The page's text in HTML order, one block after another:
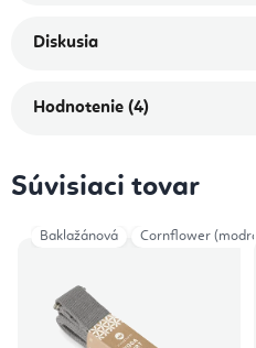
Diskusia
Hodnotenie (4)
Súvisiaci tovar
Baklažánová Cornflower (modrá)